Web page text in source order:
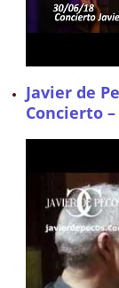
Javier de
Concierto